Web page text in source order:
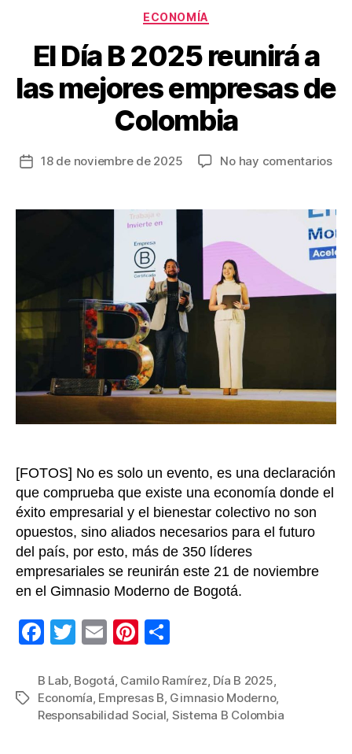
Categorías
ECONOMÍA
El Día B 2025 reunirá a
las mejores empresas de
Colombia
Fecha
entrada
18 de noviembre de 2025 No hay comentariosen
B
[FOTOS] No es solo un evento, es una declaración
que comprueba que existe una economía donde el
éxito empresarial y el bienestar colectivo no son
opuestos, sino aliados necesarios para el futuro
del país, por esto, más de 350 líderes
empresariales se reunirán este 21 de noviembre
en el Gimnasio Moderno de Bogotá.
F
c
e
T
tt
er
E
ail
Pi
er
e
m
p
Etiquetas
B Lab, Bogotá Camilo Ramírez Día B 2025
Economía Empresas B Gimnasio Moderno,
Responsabilidad Social Sistema B Colombia